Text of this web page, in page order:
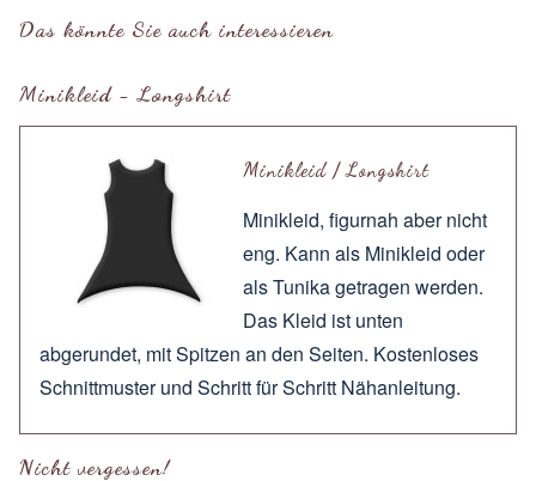
Das könnte Sie auch interessieren
Minikleid - Longshirt
Minikleid / Longshirt
Minikleid, figurnah aber nicht
eng. Kann als Minikleid oder
als Tunika getragen werden.
Das Kleid ist unten
abgerundet, mit Spitzen an den Seiten. Kostenloses
Schnittmuster und Schritt für Schritt Nähanleitung.
Nicht vergessen!